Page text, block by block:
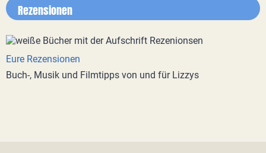
Rezensionen
Eure Rezensionen
Buch-, Musik und Filmtipps von und für Lizzys